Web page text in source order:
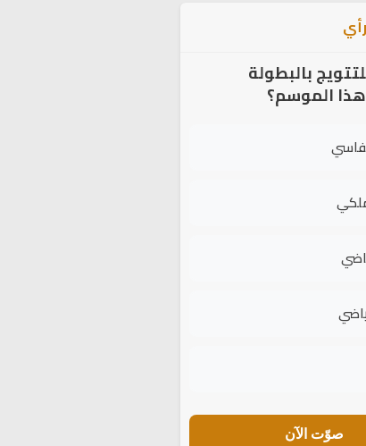
بالبطولة
هذا الموسم؟
صوّت الآن